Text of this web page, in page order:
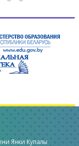
Янки Купалы